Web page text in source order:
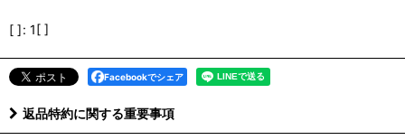
[ ]: 1[ ]
Facebookでシェア
返品特約に関する重要事項